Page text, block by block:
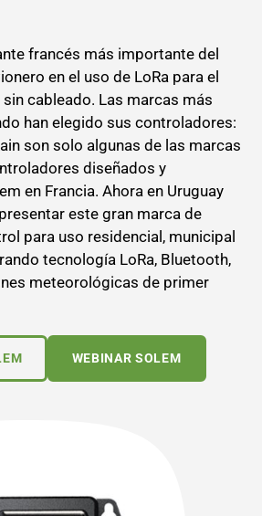
francés más importante del
en el uso de LoRa para el
cableado. Las marcas más
han elegido sus controladores:
son solo algunas de las marcas
diseñados y
en Francia. Ahora en Uruguay
este gran marca de
para uso residencial, municipal
tecnología LoRa, Bluetooth,
meteorológicas de primer
WEBINAR SOLEM